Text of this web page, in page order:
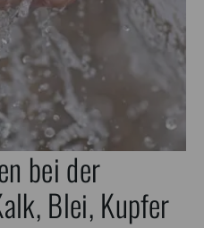
bei der
Blei, Kupfer